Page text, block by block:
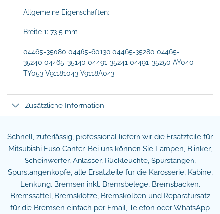
Allgemeine Eigenschaften:
Breite 1: 73 5 mm
04465-35080 04465-60130 04465-35280 04465-
35240 04465-35140 04491-35241 04491-35250 AY040-
TY053 V91181043 V9118A043
Zusätzliche Information
Schnell, zuferlässig, professional liefern wir die Ersatzteile für
Mitsubishi Fuso Canter. Bei uns können Sie Lampen, Blinker,
Scheinwerfer, Anlasser, Rückleuchte, Spurstangen,
Spurstangenköpfe, alle Ersatzteile für die Karosserie, Kabine,
Lenkung, Bremsen inkl. Bremsbelege, Bremsbacken,
Bremssattel, Bremsklötze, Bremskolben und Reparatursatz
für die Bremsen einfach per Email, Telefon oder WhatsApp